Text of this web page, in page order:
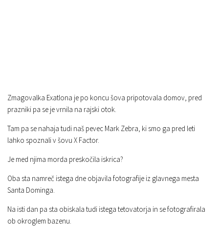
Zmagovalka Exatlona je po koncu šova pripotovala domov, pred
prazniki pa se je vrnila na rajski otok.
Tam pa se nahaja tudi naš pevec Mark Zebra, ki smo ga pred leti
lahko spoznali v šovu X Factor.
Je med njima morda preskočila iskrica?
Oba sta namreč istega dne objavila fotografije iz glavnega mesta
Santa Dominga.
Na isti dan pa sta obiskala tudi istega tetovatorja in se fotografirala
ob okroglem bazenu.